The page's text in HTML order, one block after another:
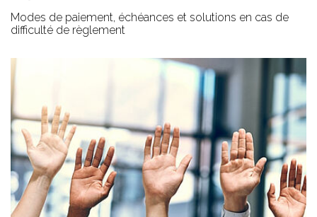
Modes de paiement, échéances et solutions en cas de
difficulté de règlement